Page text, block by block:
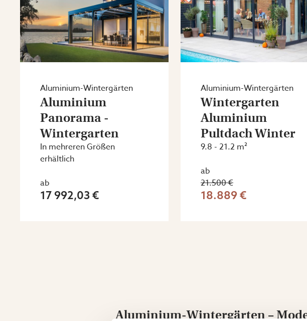
Aluminium-Wintergärten
Aluminium
Panorama -
Wintergarten
In mehreren Größen
erhältlich
ab
17 992,03 €
Aluminium-Wintergärten
Wintergarten
Aluminium
Pultdach Winter
9.8 - 21.2 m²
ab
21.500 €
18.889 €
Aluminium-Wintergärten –